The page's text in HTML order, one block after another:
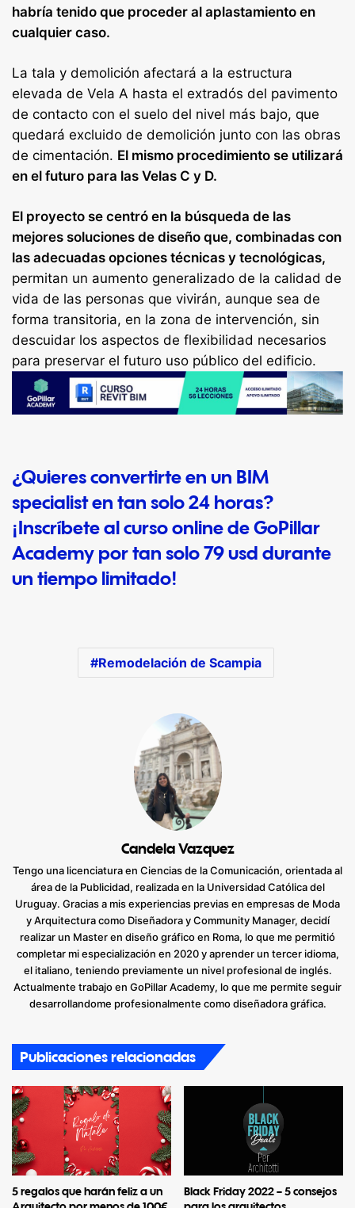
habría tenido que proceder al aplastamiento en
cualquier caso.
La tala y demolición afectará a la estructura
elevada de Vela A hasta el extradós del pavimento
de contacto con el suelo del nivel más bajo, que
quedará excluido de demolición junto con las obras
de cimentación. El mismo procedimiento se utilizará
en el futuro para las Velas C y D.
El proyecto se centró en la búsqueda de las
mejores soluciones de diseño que, combinadas con
las adecuadas opciones técnicas y tecnológicas,
permitan un aumento generalizado de la calidad de
vida de las personas que vivirán, aunque sea de
forma transitoria, en la zona de intervención, sin
descuidar los aspectos de flexibilidad necesarios
para preservar el futuro uso público del edificio.
¿Quieres convertirte en un BIM
specialist en tan solo 24 horas?
¡Inscríbete al cursoonline de GoPillar
Academy por tan solo 79 usd durante
un tiempo limitado!
Remodelación de Scampia
Candela Vazquez
Tengo una licenciatura en Ciencias de la Comunicación, orientada al
área de la Publicidad, realizada en la Universidad Católica del
Uruguay. Gracias a mis experiencias previas en empresas de Moda
y Arquitectura como Diseñadora y Community Manager, decidí
realizar un Master en diseño gráfico en Roma, lo que me permitió
completar mi especialización en 2020 y aprender un tercer idioma,
el italiano, teniendo previamente un nivel profesional de inglés.
Actualmente trabajo en GoPillar Academy, lo que me permite seguir
desarrollandome profesionalmente como diseñadora gráfica.
Publicaciones relacionadas
5 regalos que harán feliz a un
Black Friday 2022 – 5 consejos